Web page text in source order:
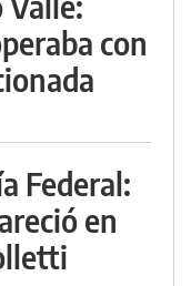
con
Federal:
en